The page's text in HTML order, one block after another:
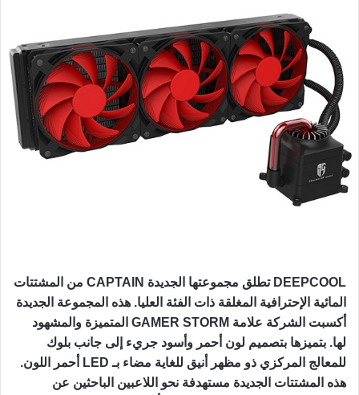
DEEPCOOL تطلق مجموعتها الجديدة CAPTAIN من المشتتات
المائية الإحترافية المغلقة ذات الفئة العليا. هذه المجموعة الجديدة
أكسبت الشركة علامة GAMER STORM المتميزة والمشهود
لها. بتميزها بتصميم لون أحمر وأسود جريء إلى جانب بلوك
للمعالج المركزي ذو مظهر أنيق للغاية مضاء بـ LED
أحمر اللون.
هذه المشتتات الجديدة مستهدفة نحو اللاعبين الباحثين عن